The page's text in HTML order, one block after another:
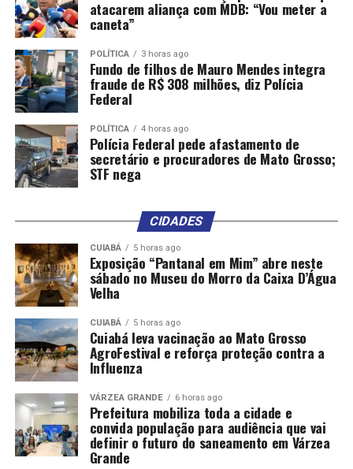
atacarem aliança com MDB: “Vou meter a
caneta”
POLÍTICA 3 horas ago
Fundo de filhos de Mauro Mendes integra
fraude de R$ 308 milhões, diz Polícia
Federal
POLÍTICA 4 horas ago
Polícia Federal pede afastamento de
secretário e procuradores de Mato Grosso;
STF nega
CIDADES
CUIABÁ 5 horas ago
Exposição “Pantanal em Mim” abre neste
sábado no Museu do Morro da Caixa D’Água
Velha
CUIABÁ 5 horas ago
Cuiabá leva vacinação ao Mato Grosso
AgroFestival e reforça proteção contra a
Influenza
VÁRZEA GRANDE 6 horas ago
Prefeitura mobiliza toda a cidade e
convida população para audiência que vai
definir o futuro do saneamento em Várzea
Grande